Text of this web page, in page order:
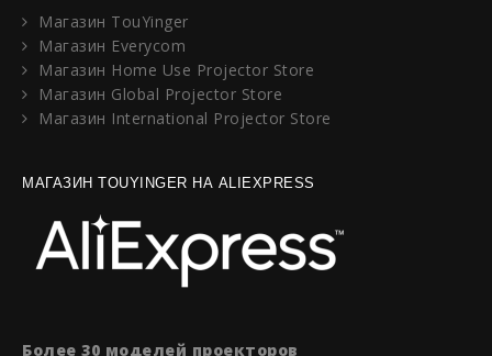
Магазин TouYinger
Магазин Everycom
Магазин Home Use Projector Store
Магазин Global Projector Store
Магазин International Projector Store
МАГАЗИН TOUYINGER НА ALIEXPRESS
Более 30 моделей проекторов